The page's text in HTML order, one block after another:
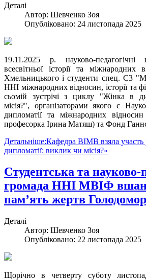
Деталі
Автор: Шевченко Зоя
Опубліковано: 24 листопада 2025
19.11.2025 р. науково-педагогічні
всесвітньої історії та
Хмельницького і студенти спец. С3
ННІ міжнародних відносин, історії та
сьомій зустрічі з циклу "Жінка в
місія?", організаторами якого є
дипломатії та міжнародних
професорка Ірина Матяш) та Фонд
Детальніше:Кафедра ВІМВ взяла участь
дипломатії: виклик чи місія?»
Студентська та науково-
громада ННІ МВІФ
памʼять жертв
Деталі
Автор: Шевченко Зоя
Опубліковано: 22 листопада 2025
Щорічно в четверту суботу